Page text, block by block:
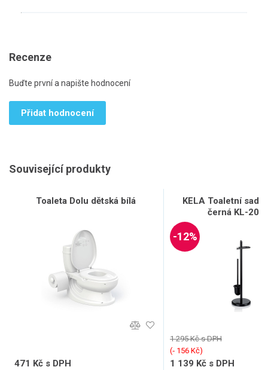
Recenze
Buďte první a napište hodnocení
Přidat hodnocení
Související produkty
Toaleta Dolu dětská bílá
471 Kč s DPH
KELA Toaletní sada
černá KL-
-12%
1 295 Kč s DPH
(‐ 156 Kč)
1 139 Kč s DPH